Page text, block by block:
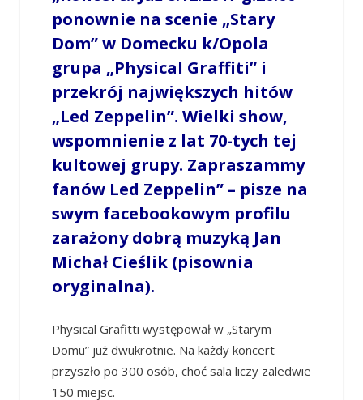
ponownie na scenie „Stary
Dom” w Domecku k/Opola
grupa „Physical Graffiti” i
przekrój największych hitów
„Led Zeppelin”. Wielki show,
wspomnienie z lat 70-tych tej
kultowej grupy. Zapraszammy
fanów Led Zeppelin” – pisze na
swym facebookowym profilu
zarażony dobrą muzyką Jan
Michał Cieślik (pisownia
oryginalna).
Physical Grafitti występował w „Starym
Domu” już dwukrotnie. Na każdy koncert
przyszło po 300 osób, choć sala liczy zaledwie
150 miejsc.